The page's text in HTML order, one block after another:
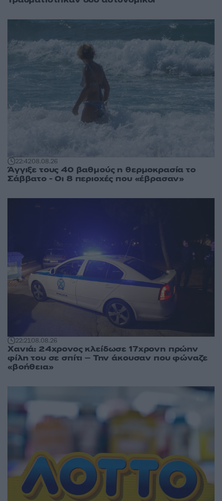
22:4208.08.26
Άγγιξε τους 40 βαθμούς η θερμοκρασία το
Σάββατο - Οι 8 περιοχές που «έβρασαν»
22:2108.08.26
Χανιά: 24χρονος κλείδωσε 17χρονη πρώην
φίλη του σε σπίτι – Την άκουσαν που φώναζε
«βοήθεια»